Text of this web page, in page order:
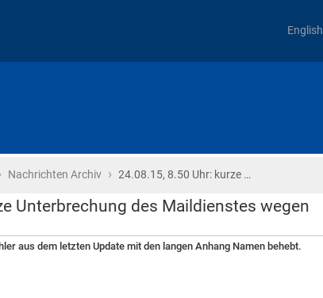
English
Nachrichten Archiv › 24.08.15, 8.50 Uhr: kurze …
Unterbrechung des Maildienstes wegen
aus dem letzten Update mit den langen Anhang Namen behebt.